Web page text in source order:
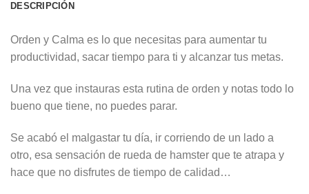
DESCRIPCIÓN
Orden y Calma es lo que necesitas para aumentar tu
productividad, sacar tiempo para ti y alcanzar tus metas.
Una vez que instauras esta rutina de orden y notas todo lo
bueno que tiene, no puedes parar.
Se acabó el malgastar tu día, ir corriendo de un lado a
otro, esa sensación de rueda de hamster que te atrapa y
hace que no disfrutes de tiempo de calidad…